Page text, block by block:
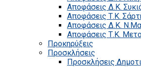
Αποφάσεις Δ.Κ.
Αποφάσεις Τ.Κ.
Αποφάσεις Δ.Κ.
Αποφάσεις Τ.Κ.
Προκηρύξεις
Προσκλήσεις
Προσκλήσεις